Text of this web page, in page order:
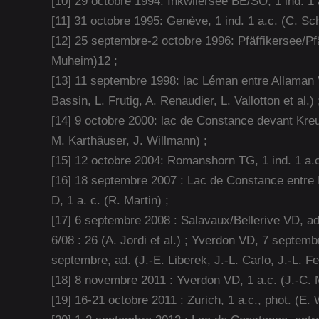
[11] 31 octobre 1995: Genève, 1 ind. 1 a.c. (C.
[12] 25 septembre-2 octobre 1996: Pfäffikersee/
Muheim)12 ;
[13] 11 septembre 1998: lac Léman entre
Bassin, L. Frutig, A. Renaudier, L. Vallotton et al.)
[14] 9 octobre 2000: lac de Constance devant
M. Karthäuser, J. Willmann) ;
[15] 12 octobre 2004: Romanshorn TG, 1 ind. 1
[16] 18 septembre 2007 : Lac de Constance
D, 1 a. c. (R. Martin) ;
[17] 6 septembre 2008 : Salavaux/Bellerive VD,
6/08 : 26 (A. Jordi et al.) ; Yverdon VD, 7
septembre, ad. (J.-E. Liberek, J.-L. Carlo, J.-L.
[18] 8 novembre 2011 : Yverdon VD, 1 a.c. (J.-
[19] 16-21 octobre 2011 : Zurich, 1 a.c., phot. (E.